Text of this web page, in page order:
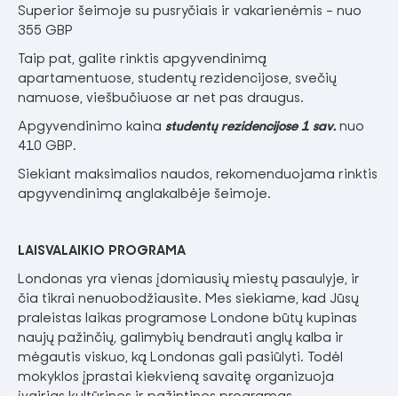
Superior šeimoje su pusryčiais ir vakarienėmis – nuo
355 GBP
Taip pat, galite rinktis apgyvendinimą
apartamentuose, studentų rezidencijose, svečių
namuose, viešbučiuose ar net pas draugus.
Apgyvendinimo kaina studentų rezidencijose 1 sav. nuo
410 GBP.
Siekiant maksimalios naudos, rekomenduojama rinktis
apgyvendinimą anglakalbėje šeimoje.
LAISVALAIKIO PROGRAMA
Londonas yra vienas įdomiausių miestų pasaulyje, ir
čia tikrai nenuobodžiausite. Mes siekiame, kad Jūsų
praleistas laikas programose Londone būtų kupinas
naujų pažinčių, galimybių bendrauti anglų kalba ir
mėgautis viskuo, ką Londonas gali pasiūlyti. Todėl
mokyklos įprastai kiekvieną savaitę organizuoja